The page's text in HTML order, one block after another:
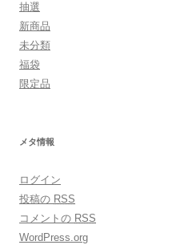
抽選
新商品
未分類
福袋
限定品
メタ情報
ログイン
投稿の RSS
コメントの RSS
WordPress.org